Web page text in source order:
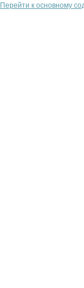
Перейти к основному